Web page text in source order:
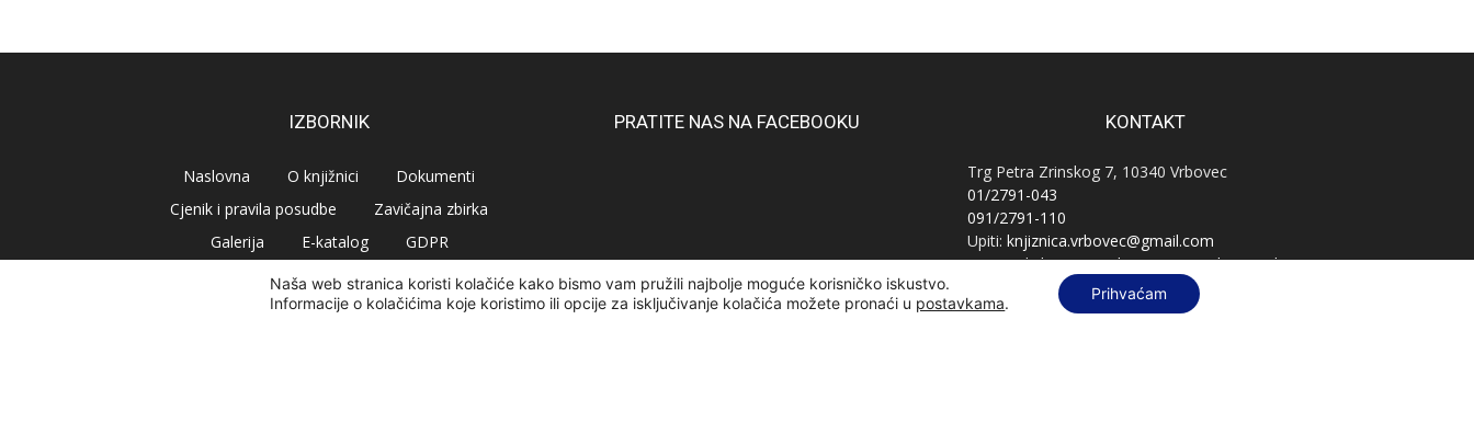
IZBORNIK
Naslovna O knjižnici
Dokumenti
Cjenik i pravila posudbe
Zavičajna zbirka
Galerija
E-katalog GDPR
PRATITE NAS NA FACEBOOKU KONTAKT
Trg Petra Zrinskog 7, 10340 Vrbovec
01/2791-043
091/2791-110
Upiti: knjiznica.vrbovec@gmail.com
Ravnatelj:knjiznica.vrbovec.ravnatelj@gmail.com
76589521396
Naša web stranica koristi kolačiće kako bismo vam pružili najbolje moguće korisničko iskustvo.
Informacije o kolačićima koje koristimo ili opcije za isključivanje kolačića možete pronaći u postavkama.
Prihvaćam